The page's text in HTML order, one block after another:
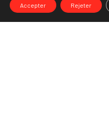
Accepter Rejeter